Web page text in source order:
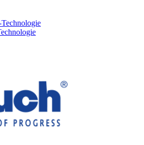
Technologie